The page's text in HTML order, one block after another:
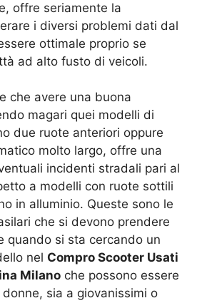
offre seriamente la
i diversi problemi dati dal
ottimale proprio se
ad alto fusto di veicoli.
che avere una buona
magari quei modelli di
due ruote anteriori oppure
molto largo, offre una
incidenti stradali pari al
a modelli con ruote sottili
in alluminio. Queste sono le
che si devono prendere
quando si sta cercando un
nel Compro Scooter Usati
Milano che possono essere
sia a giovanissimi o